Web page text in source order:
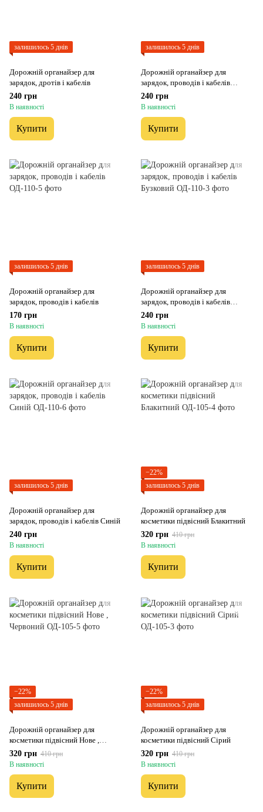
залишилось 5 днів
Дорожній органайзер для
зарядок, дротів і кабелів
240 грн
В наявності
Купити
залишилось 5 днів
Дорожній органайзер для
зарядок, проводів і кабелів
Блакитний
240 грн
В наявності
Купити
залишилось 5 днів
Дорожній органайзер для
зарядок, проводів і кабелів
170 грн
В наявності
Купити
залишилось 5 днів
Дорожній органайзер для
зарядок, проводів і кабелів
Бузковий
240 грн
В наявності
Купити
залишилось 5 днів
Дорожній органайзер для
зарядок, проводів і кабелів Синій
240 грн
В наявності
Купити
−22%
залишилось 5 днів
Дорожній органайзер для
косметики підвісний Блакитний
320 грн 410 грн
В наявності
Купити
−22%
залишилось 5 днів
Дорожній органайзер для
косметики підвісний Нове ,
Червоний
320 грн 410 грн
В наявності
Купити
−22%
залишилось 5 днів
Дорожній органайзер для
косметики підвісний Сірий
320 грн 410 грн
В наявності
Купити